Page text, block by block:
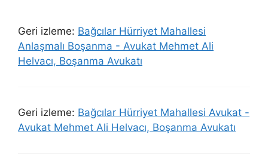
Geri izleme: Bağcılar Hürriyet Mahallesi
Anlaşmalı Boşanma - Avukat Mehmet Ali
Helvacı, Boşanma Avukatı
Geri izleme: Bağcılar Hürriyet Mahallesi Avukat -
Avukat Mehmet Ali Helvacı, Boşanma Avukatı